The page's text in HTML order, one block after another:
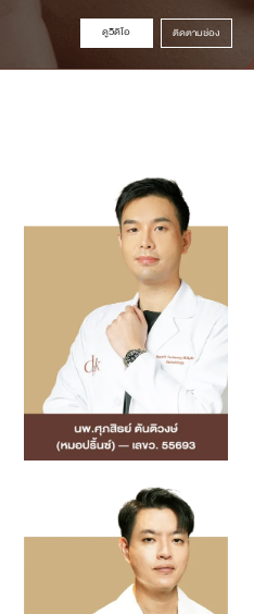
ดูวิดิโอ ติดตามช่อง